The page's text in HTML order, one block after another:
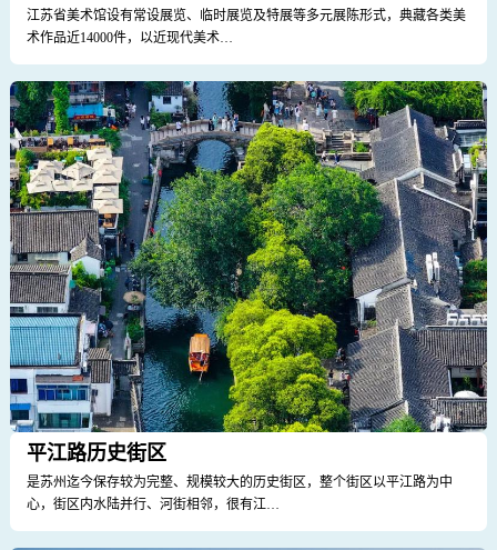
江苏省美术馆设有常设展览、临时展览及特展等多元展陈形式，典藏各类美
术作品近14000件，以近现代美术…
平江路历史街区
是苏州迄今保存较为完整、规模较大的历史街区，整个街区以平江路为中
心，街区内水陆并行、河街相邻，很有江…